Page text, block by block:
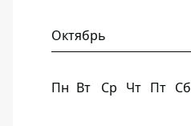
Октябрь
Пн Вт Ср Чт Пт Сб